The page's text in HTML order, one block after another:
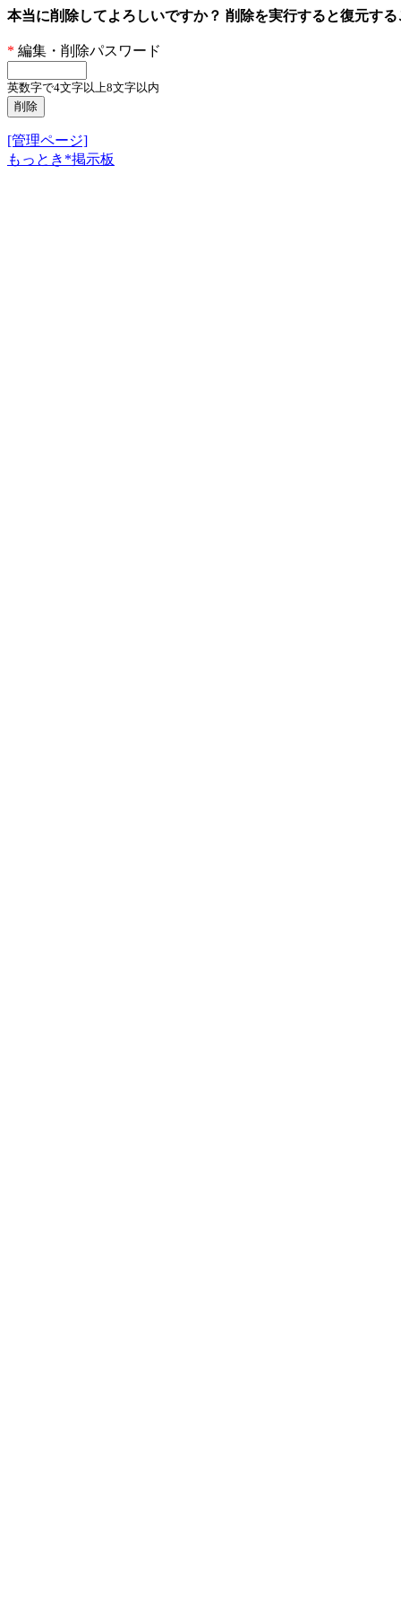
本当に削除してよろしいですか？ 削除を実行すると復元す
* 編集・削除パスワード
英数字で4文字以上8文字以内
[管理ページ]
もっとき*掲示板